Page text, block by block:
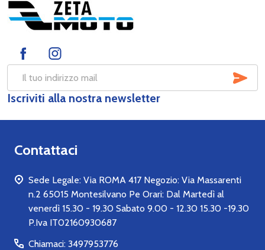
Footer
Start
Indirizzo
mail
Iscriviti alla nostra newsletter
Contattaci
Sede Legale: Via ROMA 417 Negozio: Via Massarenti
n.2 65015 Montesilvano Pe Orari: Dal Martedì al
venerdì 15.30 - 19.30 Sabato 9.00 - 12.30 15.30 -19.30
P.Iva IT02160930687
Chiamaci: 3497953776